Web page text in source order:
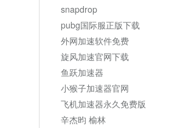
snapdrop
pubg国际服正版下载
外网加速软件免费
旋风加速官网下载
鱼跃加速器
小猴子加速器官网
飞机加速器永久免费版
辛杰昀 榆林